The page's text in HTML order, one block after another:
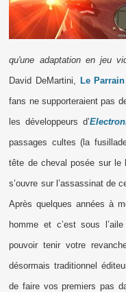
qu'une adaptation en jeu
David DeMartini,
Le Parrain
fans ne supporteraient pas
les développeurs d’
passages cultes (la
tête de cheval posée sur
s’ouvre sur l’assassinat de
Après quelques années à
homme et c’est sous
pouvoir tenir votre
désormais traditionnel
de faire vos premiers pas